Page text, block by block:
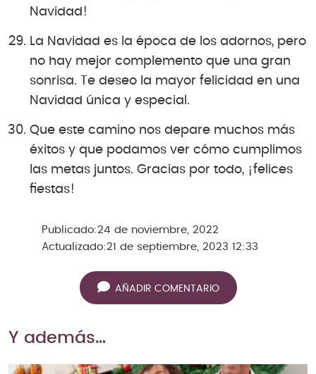
Navidad!
La Navidad es la época de los adornos, pero
no hay mejor complemento que una gran
sonrisa. Te deseo la mayor felicidad en una
Navidad única y especial.
Que este camino nos depare muchos más
éxitos y que podamos ver cómo cumplimos
las metas juntos. Gracias por todo, ¡felices
fiestas!
Publicado:24 de noviembre, 2022
Actualizado:21 de septiembre, 2023 12:33
AÑADIR COMENTARIO
Y además…